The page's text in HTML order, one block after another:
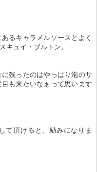
るキャラメルソースとよく
キュイ・ブルトン。
残ったのはやっぱり泡のサ
も来たいなぁって思います
て頂けると、励みになりま